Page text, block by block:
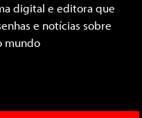
digital e editora que
e notícias sobre
mundo